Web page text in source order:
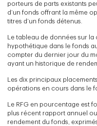
porteurs de parts existants
d’un fonds offrant la même
titres d’un fonds détenus.
Le tableau de données sur
hypothétique dans le fonds
compter du dernier jour du
ayant un historique de
Les dix principaux
opérations en cours dans le
Le RFG en pourcentage est
plus récent rapport annuel
rendement du fonds,